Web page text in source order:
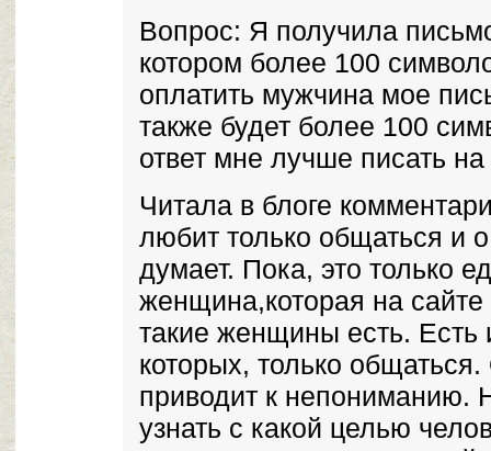
Вопрос: Я получила
котором более 100
оплатить мужчина мое
также будет более 100
ответ мне лучше писать на
Читала в блоге
любит только общаться и
думает. Пока, это только
женщина,которая на
такие женщины есть.
которых, только
приводит к непониманию.
узнать с какой целью